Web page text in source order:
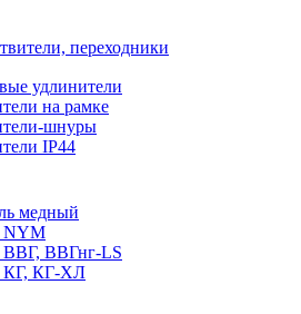
переходники
удлинители
на рамке
шнуры
IP44
медный
NYM
ВВГ, ВВГнг-LS
КГ, КГ-ХЛ